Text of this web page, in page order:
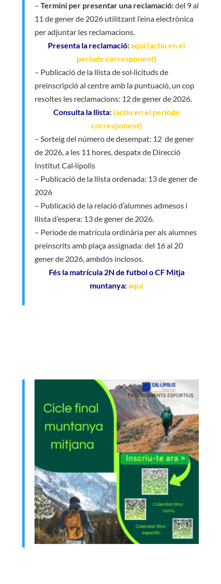
– Termini per presentar una reclamació:del 9 al
11 de gener de 2026 utilitzant l’eina electrònica
per adjuntar les reclamacions.
Presenta la reclamació:aquí (actiu en el
període corresponent)
– Publicació de la llista de sol·licituds de
preinscripció al centre amb la puntuació, un cop
resoltes les reclamacions: 12 de gener de 2026.
Consulta la llista:(actiu en el període
corresponent)
– Sorteig del número de desempat: 12 de gener
de 2026, a les 11 hores, despatx de Direcció
Institut Cal·lípolis
– Publicació de la llista ordenada: 13 de gener de
2026
– Publicació de la relació d’alumnes admesos i
llista d’espera: 13 de gener de 2026.
– Període de matrícula ordinària per als alumnes
preinscrits amb plaça assignada: del 16 al 20
gener de 2026, ambdós inclosos.
Fés la matrícula 2N de futbol o CF Mitja
muntanya:aquí